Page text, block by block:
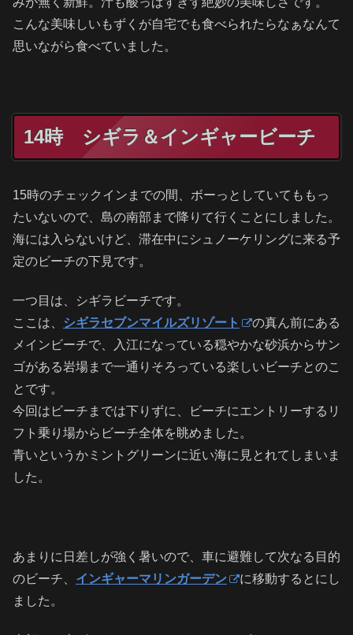
こんな美味しいもずくが自宅でも食べられたらなぁなんて
思いながら食べていました。
14時 シギラ＆インギャービーチ
15時のチェックインまでの間、ボーっとしていてももっ
たいないので、島の南部まで降りて行くことにしました。
海には入らないけど、滞在中にシュノーケリングに来る予
定のビーチの下見です。
一つ目は、シギラビーチです。
ここは、 シギラセブンマイルズリゾート
の真ん前にある
メインビーチで、入江になっている穏やかな砂浜からサン
ゴがある岩場まで一通りそろっている楽しいビーチとのこ
とです。
今回はビーチまでは下りずに、ビーチにエントリーするリ
フト乗り場からビーチ全体を眺めました。
青いというかミントグリーンに近い海に見とれてしまいま
した。
あまりに日差しが強く暑いので、車に避難して次なる目的
のビーチ、 インギャーマリンガーデン
に移動するとにし
ました。